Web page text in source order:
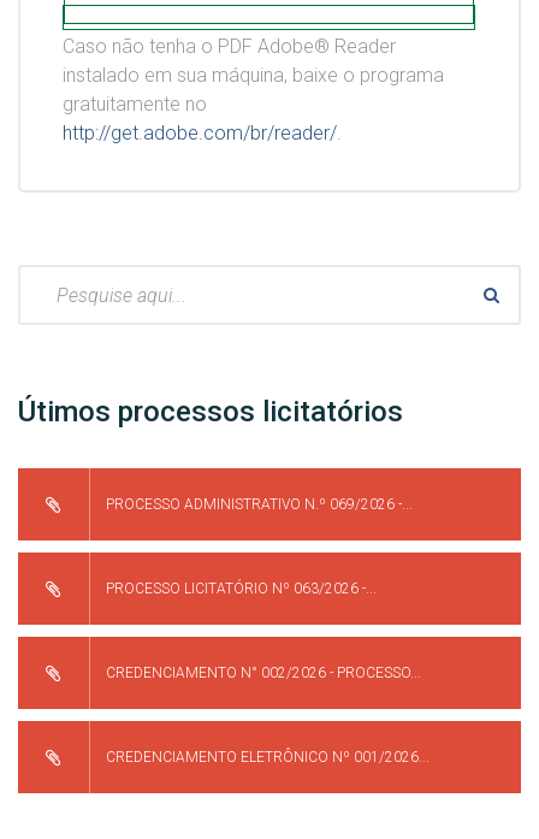
Caso não tenha o PDF Adobe® Reader
instalado em sua máquina, baixe o programa
gratuitamente no
http://get.adobe.com/br/reader/.
Útimos processos licitatórios
PROCESSO ADMINISTRATIVO N.º 069/2026 -...
PROCESSO LICITATÓRIO Nº 063/2026 -...
CREDENCIAMENTO N° 002/2026 - PROCESSO...
CREDENCIAMENTO ELETRÔNICO Nº 001/2026...